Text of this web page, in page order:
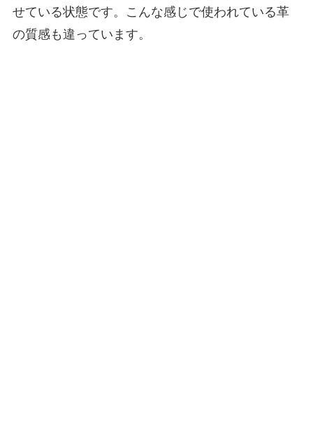
せている状態です。こんな感じで使われている革
の質感も違っています。